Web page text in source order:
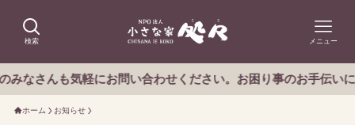
検索 メニュー
んも気軽にお問い合わせください。お困り事のお手伝いにうか
ホーム お知らせ